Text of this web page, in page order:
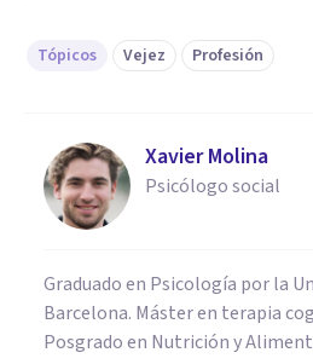
Tópicos Vejez Profesión
Xavier Molina
Psicólogo social
Graduado en Psicología por la
Barcelona. Máster en terapia
Posgrado en Nutrición y